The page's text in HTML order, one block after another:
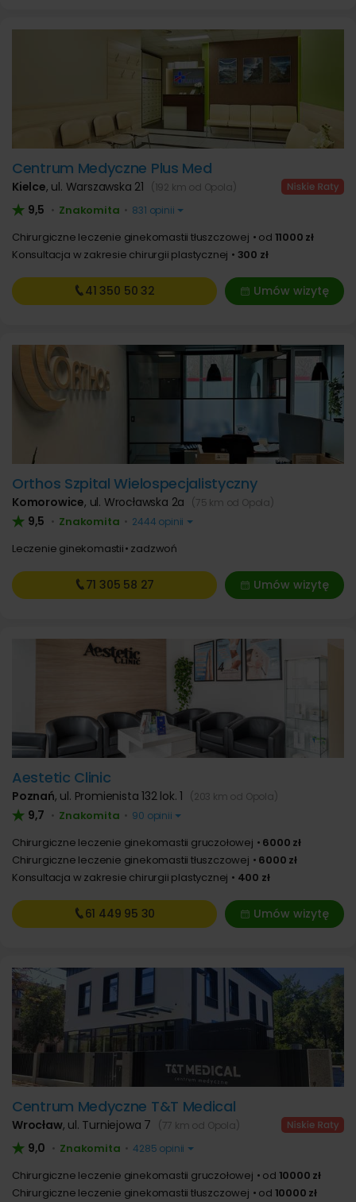
Centrum Medyczne Plus Med
Kielce, ul. Warszawska 21 (192 km od Opola)
9,5 • Znakomita • 831 opinii
Chirurgiczne leczenie ginekomastii tłuszczowej od 11000 zł
Konsultacja w zakresie chirurgii plastycznej
300 zł
Umów wizytę
41 350 50 32
Orthos Szpital Wielospecjalistyczny
Komorowice, ul. Wrocławska 2a (75 km od Opola)
9,5 • Znakomita • 2444 opinii
Leczenie ginekomastii zadzwoń
Umów wizytę
71 305 58 27
Aestetic Clinic
Poznań, ul. Promienista 132 lok. 1 (203 km od Opola)
9,7 • Znakomita • 90 opinii
Chirurgiczne leczenie ginekomastii gruczołowej
6000 zł
Chirurgiczne leczenie ginekomastii tłuszczowej
6000 zł
Konsultacja w zakresie chirurgii plastycznej
400 zł
Umów wizytę
61 449 95 30
Centrum Medyczne T&T Medical
Wrocław, ul. Turniejowa 7 (77 km od Opola)
9,0 • Znakomita • 4285 opinii
Chirurgiczne leczenie ginekomastii gruczołowej od 10000 zł
Chirurgiczne leczenie ginekomastii tłuszczowej
od 10000 zł